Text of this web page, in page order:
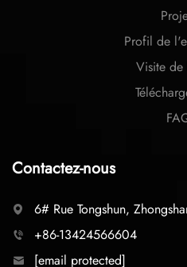
Profil de
Visite de
Contactez-nous
6# Rue Tongshun,
+86-13424566604
[email protected]